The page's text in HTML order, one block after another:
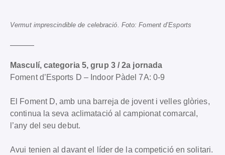
Vermut imprescindible de celebració. Foto: Foment d’Esports
———
Masculí, categoria 5, grup 3 / 2a jornada
Foment d’Esports D – Indoor Pàdel 7A: 0-9
El Foment D, amb una barreja de jovent i velles glòries,
continua la seva aclimatació al campionat comarcal,
l’any del seu debut.
Avui tenien al davant el líder de la competició en solitari.